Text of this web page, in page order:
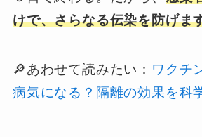
けで、さらなる伝染を防げま
🔎あわせて読みたい： ワクチ
病気になる？隔離の効果を科